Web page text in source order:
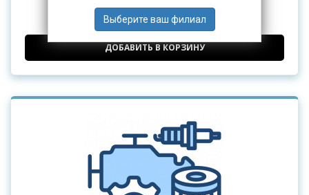
от 14 000 ₽
ДОБАВИТЬ В КОРЗИНУ